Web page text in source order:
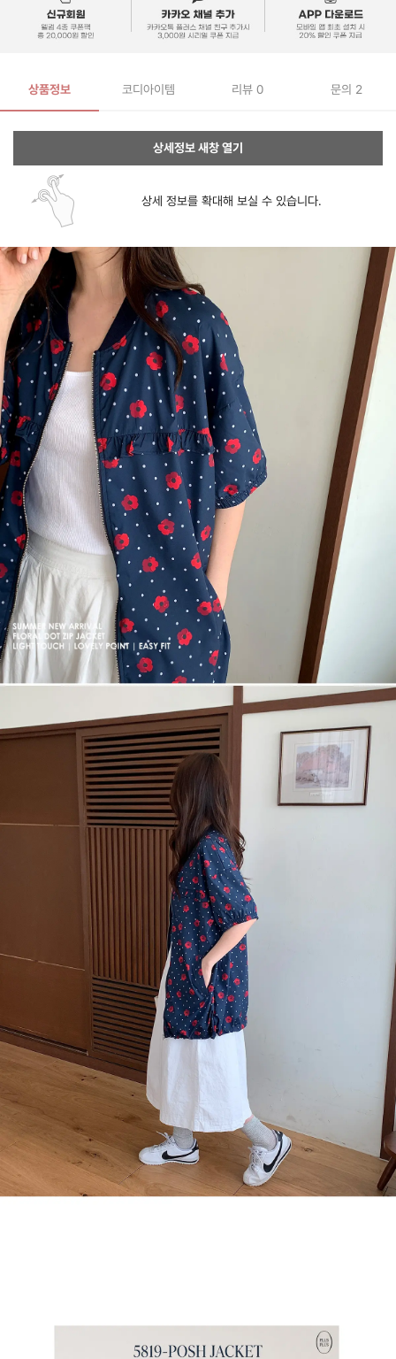
상품정보 코디아이템 리뷰 0 문의 2
상세정보 새창 열기
상세 정보를 확대해 보실 수 있습니다.